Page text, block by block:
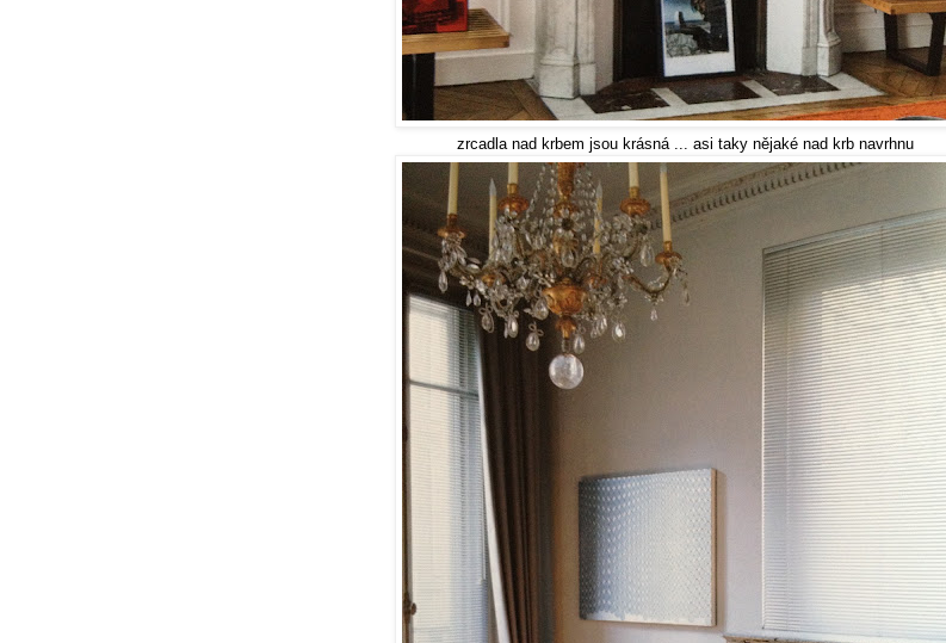
zrcadla nad krbem jsou krásná ... asi taky nějaké nad krb navrhnu